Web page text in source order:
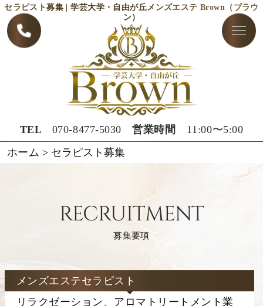
セラピスト募集 | 学芸大学・自由が丘メンズエステ Brown（ブラウ
ン）
TEL 070-8477-5030 営業時間 11:00〜5:00
ホーム > セラピスト募集
RECRUITMENT
募集要項
メンズエステセラピスト
リラクゼーション、アロマトリートメント業